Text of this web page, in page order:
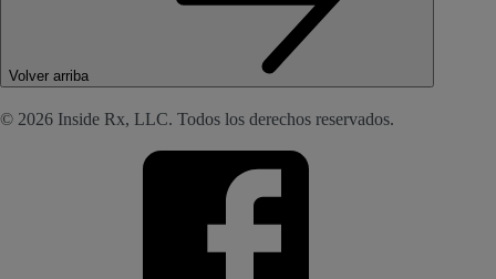
Volver arriba
© 2026 Inside Rx, LLC. Todos los derechos reservados.